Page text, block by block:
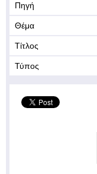
Πηγή
Θέμα
Τίτλος
Τύπος